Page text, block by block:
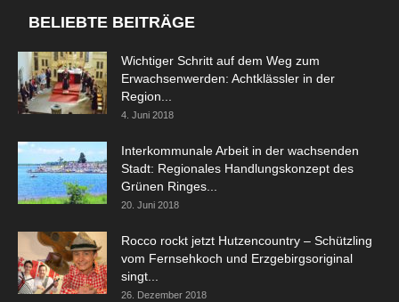
BELIEBTE BEITRÄGE
Wichtiger Schritt auf dem Weg zum
Erwachsenwerden: Achtklässler in der
Region...
4. Juni 2018
Interkommunale Arbeit in der wachsenden
Stadt: Regionales Handlungskonzept des
Grünen Ringes...
20. Juni 2018
Rocco rockt jetzt Hutzencountry – Schützling
vom Fernsehkoch und Erzgebirgsoriginal
singt...
26. Dezember 2018